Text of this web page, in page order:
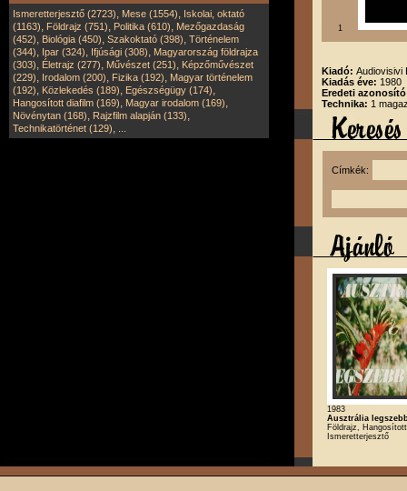
Ismeretterjesztő (2723), Mese (1554), Iskolai, oktató
(1163), Földrajz (751), Politika (610), Mezőgazdaság
(452), Biológia (450), Szakoktató (398), Történelem
(344), Ipar (324), Ifjúsági (308), Magyarország földrajza
(303), Életrajz (277), Művészet (251), Képzőművészet
(229), Irodalom (200), Fizika (192), Magyar történelem
(192), Közlekedés (189), Egészségügy (174),
Hangosított diafilm (169), Magyar irodalom (169),
Növénytan (168), Rajzfilm alapján (133),
Technikatörténet (129),
1
Kiadó: Audiovisivi
Kiadás éve: 1980
Eredeti
Technika: 1
Címkék:
1983
Ausztrália
Földrajz,
Ismeretterjesztő